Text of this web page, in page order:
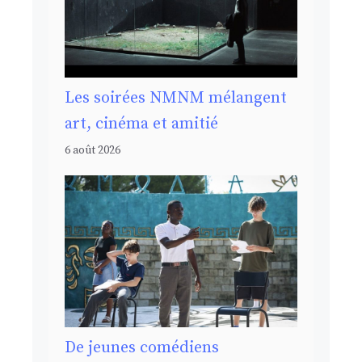
Les soirées NMNM mélangent
art, cinéma et amitié
6 août 2026
De jeunes comédiens